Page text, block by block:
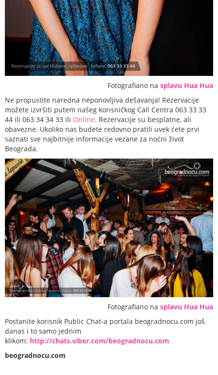
Fotografiano na splavu Hua Hua
Ne propustite naredna neponovljiva dešavanja! Rezervacije
možete izvršiti putem našeg korisničkog Call Centra 063 33 33
44 ili 063 34 34 33 ili Online. Rezervacije su besplatne, ali
obavezne. Ukoliko nas budete redovno pratili uvek ćete prvi
saznati sve najbitnije informacije vezane za noćni život
Beograda.
Fotografiano na splavu Hua Hua
Postanite korisnik Public Chat-a portala beogradnocu.com još
danas i to samo jednim
klikom: http://chats.viber.com/beogradnocu.com
beogradnocu.com